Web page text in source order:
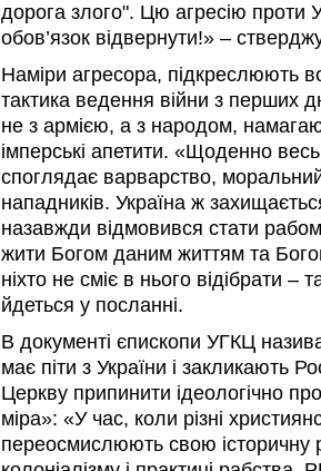
дорога злого". Цю агресію проти
обов’язок відвернути!» –
Наміри агресора, підкреслюють
тактика ведення війни з перших
не з армією, а з народом,
імперські апетити. «Щоденно весь
споглядає варварство,
нападників. Україна ж
назавжди відмовився стати
жити Богом даним життям та
ніхто не сміє в нього відібрати –
йдеться у посланні.
В документі єпископи УГКЦ
має піти з України і закликають
Церкву припинити ідеологічно
міра»: «У час, коли різні
переосмислюють свою історичну